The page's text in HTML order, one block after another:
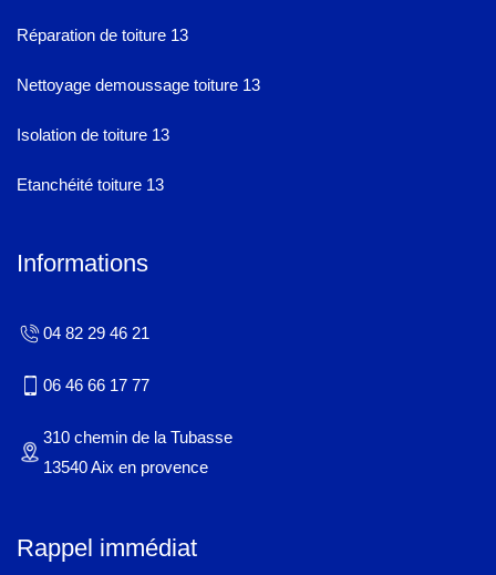
Réparation de toiture 13
Nettoyage demoussage toiture 13
Isolation de toiture 13
Etanchéité toiture 13
Informations
04 82 29 46 21
06 46 66 17 77
310 chemin de la Tubasse
13540 Aix en provence
Rappel immédiat